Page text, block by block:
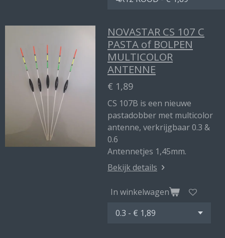
NOVASTAR CS 107 C
PASTA of BOLPEN
MULTICOLOR
ANTENNE
€ 1,89
CS 107B is een nieuwe
pastadobber met multicolor
antenne, verkrijgbaar 0.3 &
0.6
Antennetjes 1,45mm.
Bekijk details
In winkelwagen